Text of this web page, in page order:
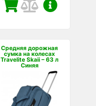
Средняя дорожная
сумка на колесах
Travelite Skaii – 63 л
Синяя